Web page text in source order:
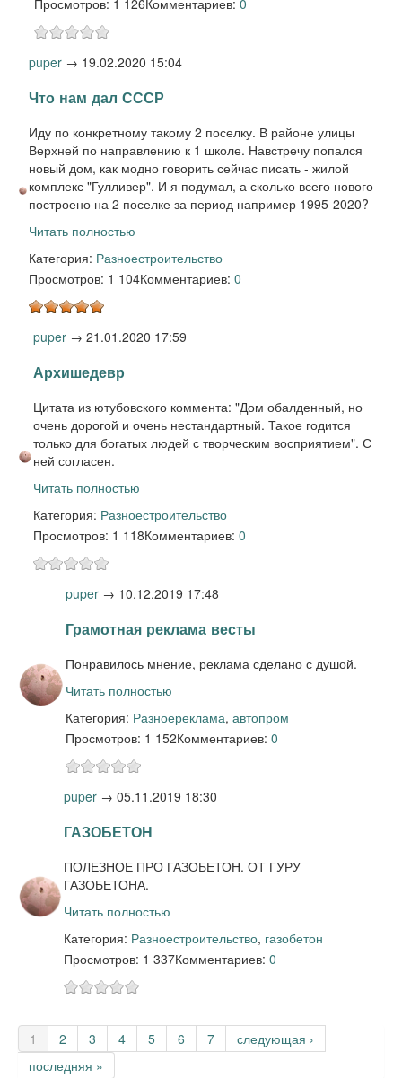
puper → 19.02.2020 15:04
Что нам дал СССР
Иду по конкретному такому 2 поселку. В районе улицы
Верхней по направлению к 1 школе. Навстречу попался
новый дом, как модно говорить сейчас писать - жилой
комплекс "Гулливер". И я подумал, а сколько всего нового
построено на 2 поселке за период например 1995-2020?
Читать полностью
Категория: Разноестроительство
Просмотров: 1 104Комментариев: 0
puper → 21.01.2020 17:59
Архишедевр
Цитата из ютубовского коммента: "Дом обалденный, но
очень дорогой и очень нестандартный. Такое годится
только для богатых людей с творческим восприятием". С
ней согласен.
Читать полностью
Категория: Разноестроительство
Просмотров: 1 118Комментариев: 0
puper → 10.12.2019 17:48
Грамотная реклама весты
Понравилось мнение, реклама сделано с душой.
Читать полностью
Категория: Разноереклама, автопром
Просмотров: 1 152Комментариев: 0
puper → 05.11.2019 18:30
ГАЗОБЕТОН
ПОЛЕЗНОЕ ПРО ГАЗОБЕТОН. ОТ ГУРУ
ГАЗОБЕТОНА.
Читать полностью
Категория: Разноестроительство, газобетон
Просмотров: 1 337Комментариев: 0
Страницы
1 2 3 4 5 6 7
следующая ›
последняя »